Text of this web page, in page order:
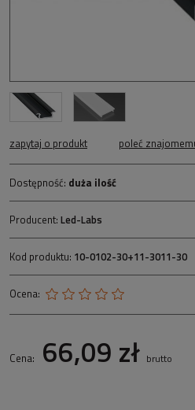
zapytaj o produkt poleć
Dostępność: duża ilość
Producent: Led-Labs
Kod produktu: 10-0102-30+11-3011-30
Ocena:
Cena: 66,09 zł brutto